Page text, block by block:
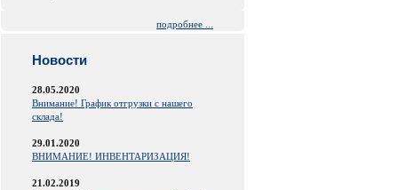
подробнее ...
Новости
28.05.2020
Внимание! График отгрузки с нашего
склада!
29.01.2020
ВНИМАНИЕ! ИНВЕНТАРИЗАЦИЯ!
21.02.2019